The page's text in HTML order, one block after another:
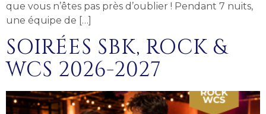
que vous n’êtes pas près d’oublier ! Pendant 7 nuits,
une équipe de […]
SOIRÉES SBK, ROCK &
WCS 2026-2027